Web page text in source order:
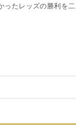
ったレッズの勝利を